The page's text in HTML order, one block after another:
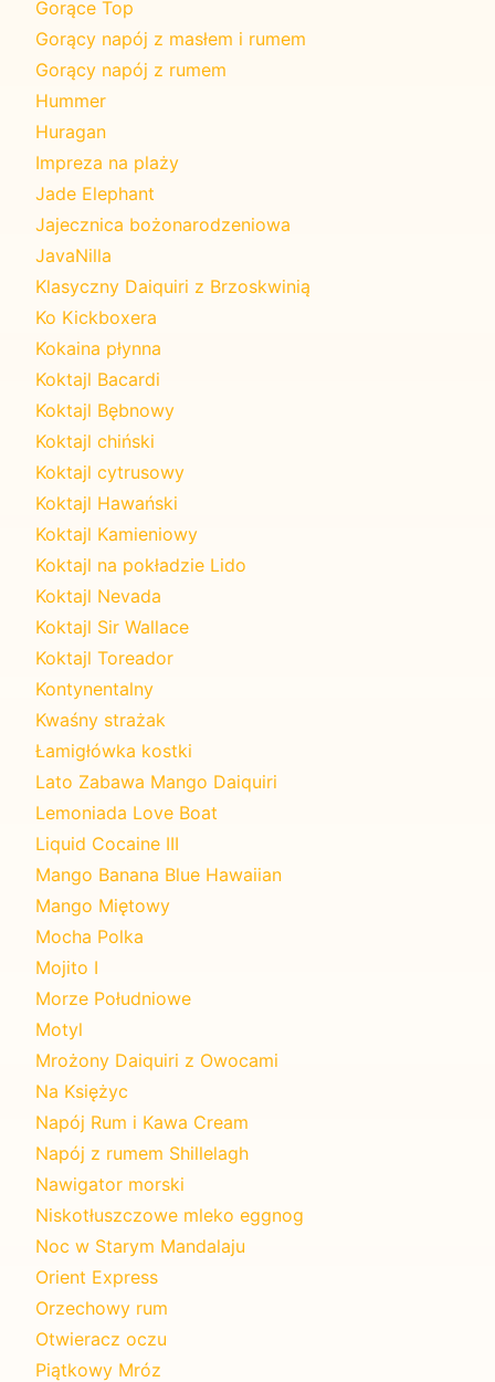
Gorące Top
Gorący napój z masłem i rumem
Gorący napój z rumem
Hummer
Huragan
Impreza na plaży
Jade Elephant
Jajecznica bożonarodzeniowa
JavaNilla
Klasyczny Daiquiri z Brzoskwinią
Ko Kickboxera
Kokaina płynna
Koktajl Bacardi
Koktajl Bębnowy
Koktajl chiński
Koktajl cytrusowy
Koktajl Hawański
Koktajl Kamieniowy
Koktajl na pokładzie Lido
Koktajl Nevada
Koktajl Sir Wallace
Koktajl Toreador
Kontynentalny
Kwaśny strażak
Łamigłówka kostki
Lato Zabawa Mango Daiquiri
Lemoniada Love Boat
Liquid Cocaine III
Mango Banana Blue Hawaiian
Mango Miętowy
Mocha Polka
Mojito I
Morze Południowe
Motyl
Mrożony Daiquiri z Owocami
Na Księżyc
Napój Rum i Kawa Cream
Napój z rumem Shillelagh
Nawigator morski
Niskotłuszczowe mleko eggnog
Noc w Starym Mandalaju
Orient Express
Orzechowy rum
Otwieracz oczu
Piątkowy Mróz